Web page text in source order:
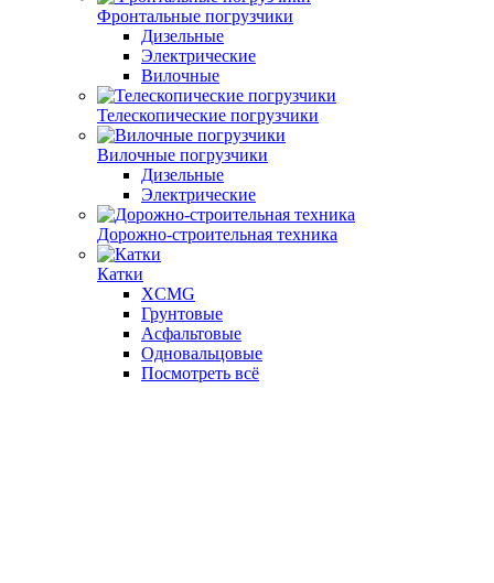
Фронтальные погрузчики
Дизельные
Электрические
Вилочные
Телескопические погрузчики
Вилочные погрузчики
Дизельные
Электрические
Дорожно-строительная техника
Катки
XCMG
Грунтовые
Асфальтовые
Одновальцовые
Посмотреть всё